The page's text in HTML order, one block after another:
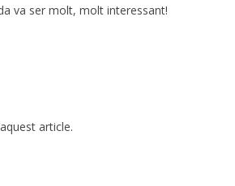
va ser molt, molt interessant!
article.